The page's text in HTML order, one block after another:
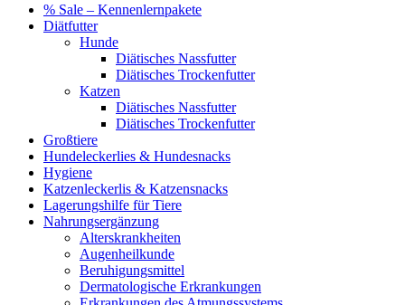
% Sale – Kennenlernpakete
Diätfutter
Hunde
Diätisches Nassfutter
Diätisches Trockenfutter
Katzen
Diätisches Nassfutter
Diätisches Trockenfutter
Großtiere
Hundeleckerlies & Hundesnacks
Hygiene
Katzenleckerlis & Katzensnacks
Lagerungshilfe für Tiere
Nahrungsergänzung
Alterskrankheiten
Augenheilkunde
Beruhigungsmittel
Dermatologische Erkrankungen